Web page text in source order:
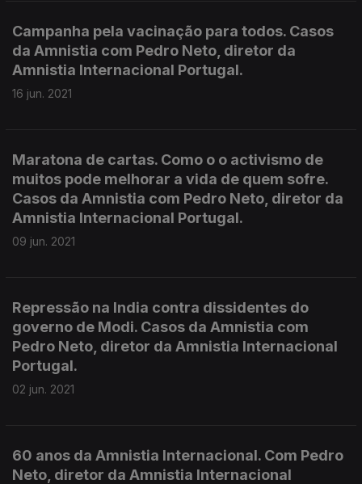
Campanha pela vacinação para todos. Casos
da Amnistia com Pedro Neto, diretor da
Amnistia Internacional Portugal.
16 jun. 2021
Maratona de cartas. Como o o activismo de
muitos pode melhorar a vida de quem sofre.
Casos da Amnistia com Pedro Neto, diretor da
Amnistia Internacional Portugal.
09 jun. 2021
Repressão na India contra dissidentes do
governo de Modi. Casos da Amnistia com
Pedro Neto, diretor da Amnistia Internacional
Portugal.
02 jun. 2021
60 anos da Amnistia Internacional. Com Pedro
Neto, diretor da Amnistia Internacional